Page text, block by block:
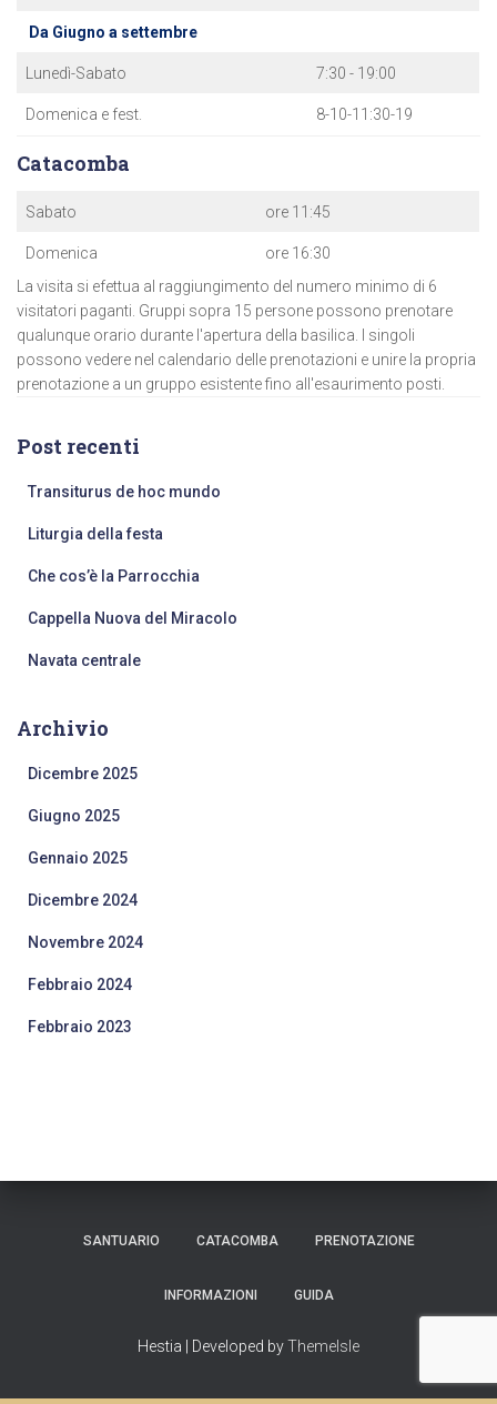
Da Giugno a settembre
Lunedì-Sabato 7:30 - 19:00
Domenica e fest. 8-10-11:30-19
Catacomba
Sabato ore 11:45
Domenica
ore 16:30
La visita si efettua al raggiungimento del numero minimo di 6
visitatori paganti. Gruppi sopra 15 persone possono prenotare
qualunque orario durante l'apertura della basilica. I singoli
possono vedere nel calendario delle prenotazioni e unire la propria
prenotazione a un gruppo esistente fino all'esaurimento posti.
Post recenti
Transiturus de hoc mundo
Liturgia della festa
Che cos’è la Parrocchia
Cappella Nuova del Miracolo
Navata centrale
Archivio
Dicembre 2025
Giugno 2025
Gennaio 2025
Dicembre 2024
Novembre 2024
Febbraio 2024
Febbraio 2023
SANTUARIO CATACOMBA PRENOTAZIONE
INFORMAZIONI GUIDA
Hestia | Developed byThemeIsle